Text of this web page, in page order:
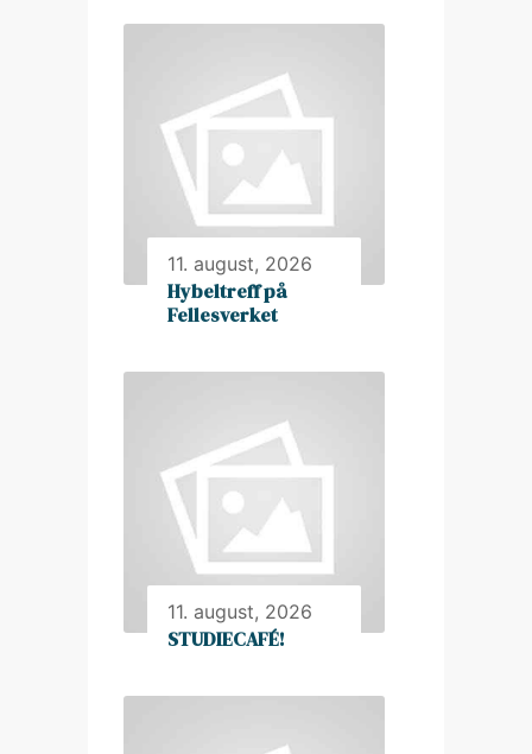
11. august, 2026
Hybeltreff på
Fellesverket
11. august, 2026
STUDIECAFÉ!